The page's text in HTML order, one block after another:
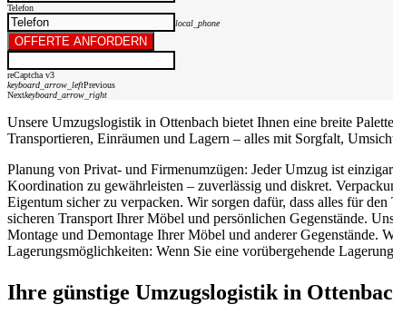
Telefon
local_phone
OFFERTE ANFORDERN
reCaptcha v3
keyboard_arrow_leftPrevious
Nextkeyboard_arrow_right
Unsere Umzugslogistik in Ottenbach bietet Ihnen eine breite
Transportieren, Einräumen und Lagern – alles mit Sorgfalt,
Planung von Privat- und Firmenumzügen: Jeder Umzug ist
Koordination zu gewährleisten – zuverlässig und diskret.
Eigentum sicher zu verpacken. Wir sorgen dafür, dass alles für
sicheren Transport Ihrer Möbel und persönlichen Gegenstände.
Montage und Demontage Ihrer Möbel und anderer Gegenstände.
Lagerungsmöglichkeiten: Wenn Sie eine vorübergehende
Ihre günstige Umzugslogistik in